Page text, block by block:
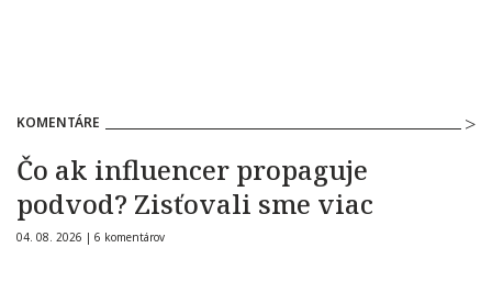
KOMENTÁRE
Čo ak influencer propaguje
podvod? Zisťovali sme viac
04. 08. 2026 | 6 komentárov